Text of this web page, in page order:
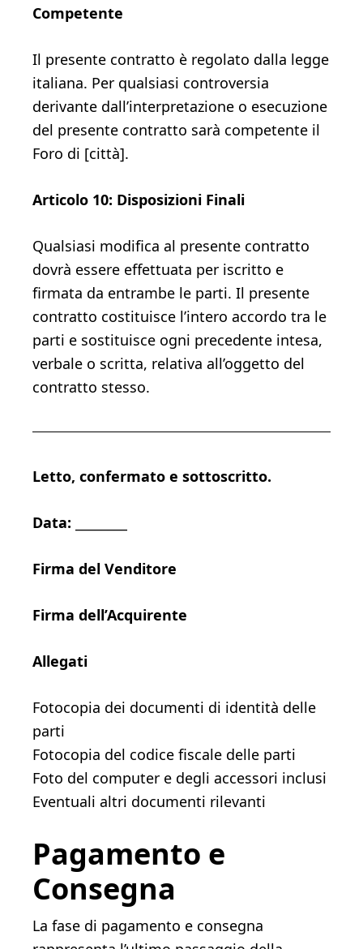
Competente
Il presente contratto è regolato dalla legge
italiana. Per qualsiasi controversia
derivante dall’interpretazione o esecuzione
del presente contratto sarà competente il
Foro di [città].
Articolo 10: Disposizioni Finali
Qualsiasi modifica al presente contratto
dovrà essere effettuata per iscritto e
firmata da entrambe le parti. Il presente
contratto costituisce l’intero accordo tra le
parti e sostituisce ogni precedente intesa,
verbale o scritta, relativa all’oggetto del
contratto stesso.
Letto, confermato e sottoscritto.
Data:
Firma del Venditore
Firma dell’Acquirente
Allegati
Fotocopia dei documenti di identità delle
parti
Fotocopia del codice fiscale delle parti
Foto del computer e degli accessori inclusi
Eventuali altri documenti rilevanti
Pagamento e
Consegna
La fase di pagamento e consegna